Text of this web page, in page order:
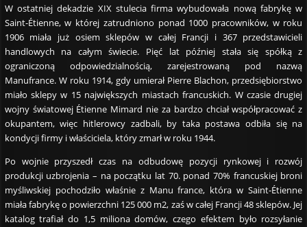
W ostatniej dekadzie XIX stulecia firma wybudowała nową fabrykę w
Saint-Étienne, w której zatrudniono ponad 1000 pracowników, w roku
1906 miała już osiem sklepów w całej Francji i 367 przedstawicieli
handlowych na całym świecie. Pięć lat później stała się spółką z
ograniczoną odpowiedzialnością, zarejestrowaną pod nazwą
Manufrance. W roku 1914, gdy umierał Pierre Blachon, przedsiębiorstwo
miało sklepy w 15 największych miastach francuskich. W czasie drugiej
wojny światowej Étienne Mimard nie za bardzo chciał współpracować z
okupantem, więc hitlerowcy zadbali, by taka postawa odbiła się na
kondycji firmy i właściciela, który zmarł w roku 1944.
Po wojnie przyszedł czas na odbudowę pozycji rynkowej i rozwój
produkcji uzbrojenia – na początku lat 70. ponad 70% francuskiej broni
myśliwskiej pochodziło właśnie z Manu france, która w Saint-Étienne
miała fabrykę o powierzchni 125 000 m2, zaś w całej Francji 48 sklepów. Jej
katalog trafiał do 1,5 miliona domów, czego efektem było rozsyłanie